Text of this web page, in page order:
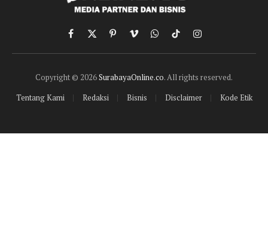
Facebook
X
(Twitter)
PinterestVimeoWhatsApp
TikTokInstagram
Copyright © 2026SurabayaOnline.co. All rights reserved.
Tentang Kami
Redaksi Bisnis Disclaimer Kode Etik